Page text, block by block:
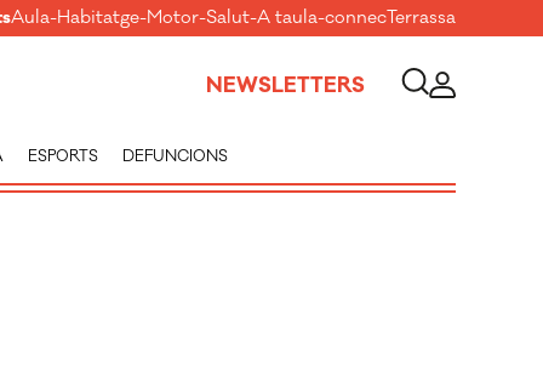
Aula-Habitatge-Motor-Salut-A taula-connecTerrassa
NEWSLETTERS
ESPORTS DEFUNCIONS